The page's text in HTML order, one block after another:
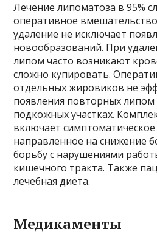
Лечение липоматоза в 95%
оперативное
удаление не исключает
новообразований. При
липом часто возникают
сложно купировать.
отдельных жировиков не
появления повторных
подкожных участках.
включает
направленное на снижение
борьбу с нарушениями
кишечного тракта. Также
лечебная диета.
Медикаменты